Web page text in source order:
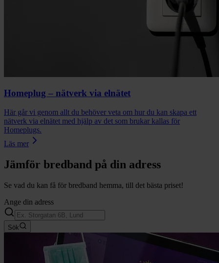
Homeplug – nätverk via elnätet
Här går vi genom allt du behöver veta om hur du kan skapa ett
nätverk via elnätet med hjälp av det som brukar kallas för
Homeplugs.
Läs mer
Jämför bredband på din adress
Se vad du kan få för bredband hemma, till det bästa priset!
Ange din adress
Sök